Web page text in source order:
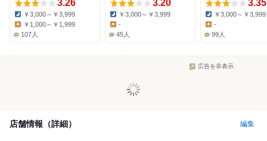
3.26
Dinner:
￥3,000～￥3,999
￥1,000～￥1,999
107人
3.20
Dinner:
￥3,000～￥3,999
Lunch:
-
45人
3.35
Dinner:
￥3,000～￥3,999
Lunch:
-
99人
広告を非表示
店舗情報（詳細） 編集